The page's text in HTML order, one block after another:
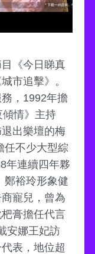
《今日睇真
市追擊》。
，1992年擔
情》主持
出樂壇的梅
任不少大型綜
年連續四年夥
鄭裕玲形象健
寵兒，曾為
膏擔任代言
安娜王妃訪
表，地位超